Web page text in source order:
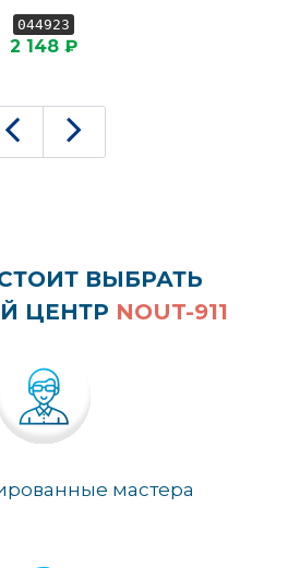
044923
2 148 ₽
ВЫБРАТЬ
ЦЕНТР NOUT-911
мастера